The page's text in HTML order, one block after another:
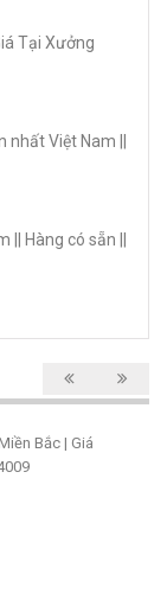
Tại Xưởng
Việt Nam ||
Hàng có sẵn ||
Bắc | Giá